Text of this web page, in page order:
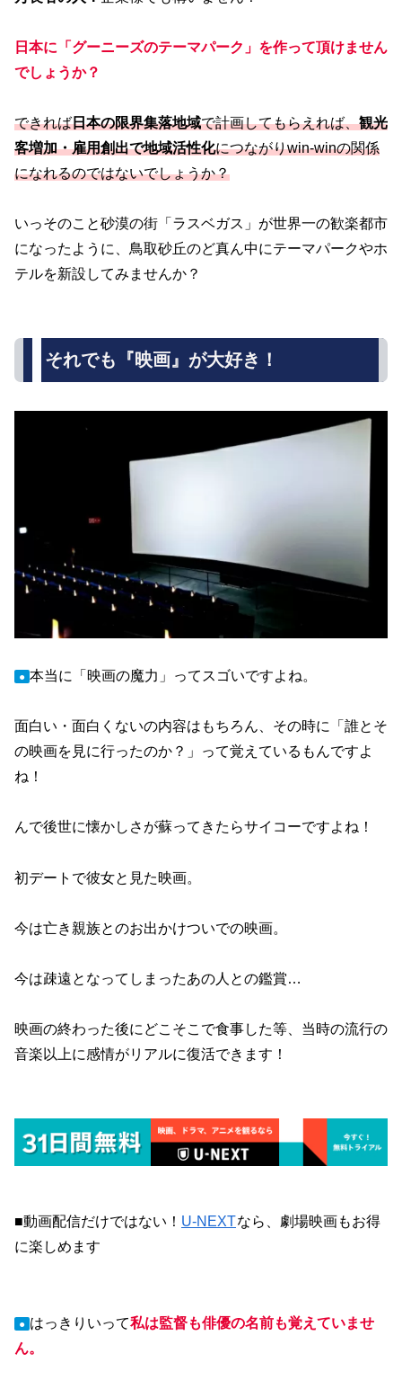
日本に「 グーニーズのテーマパーク 」を作って頂けません
でしょうか？
できれば日本の限界集落地域で計画してもらえれば、観光
客増加・雇用創出で地域活性化につながりwin-winの関係
になれるのではないでしょうか？
いっそのこと砂漠の街「ラスベガス」が世界一の歓楽都市
になったように、鳥取砂丘のど真ん中にテーマパークやホ
テルを新設してみませんか？
それでも『映画』が大好き！
● 本当に「映画の魔力」ってスゴいですよね。
面白い・面白くないの内容はもちろん、その時に「誰とそ
の映画を見に行ったのか？」って覚えているもんですよ
ね！
んで後世に懐かしさが蘇ってきたらサイコーですよね！
初デートで彼女と見た映画。
今は亡き親族とのお出かけついでの映画。
今は疎遠となってしまったあの人との鑑賞…
映画の終わった後にどこそこで食事した等、当時の流行の
音楽以上に感情がリアルに復活できます！
■動画配信だけではない！ U-NEXTなら、劇場映画もお得
に楽しめます
● はっきりいって私は監督も俳優の名前も覚えていませ
ん。